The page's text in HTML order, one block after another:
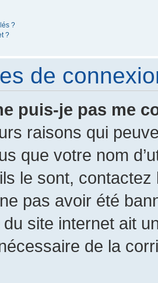
?
?
de
puis-je pas me
raisons qui
que votre nom
le sont,
pas avoir été
site internet ait
de la